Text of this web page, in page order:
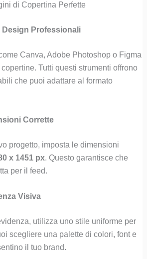
di Copertina Perfette
Design Professionali
Canva, Adobe Photoshop o Figma
Tutti questi strumenti offrono
che puoi adattare al formato
Corrette
progetto, imposta le dimensioni
x 1451 px. Questo garantisce che
per il feed.
Visiva
utilizza uno stile uniforme per
scegliere una palette di colori, font e
il tuo brand.